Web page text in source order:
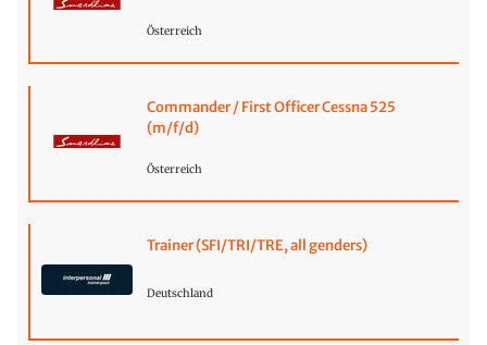
Österreich
Commander / First Officer Cessna 525
(m/f/d)
Österreich
Trainer (SFI/TRI/TRE, all genders)
Deutschland